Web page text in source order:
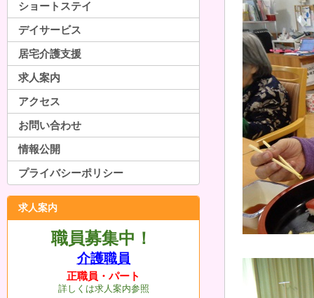
ショートステイ
デイサービス
居宅介護支援
求人案内
アクセス
お問い合わせ
情報公開
プライバシーポリシー
求人案内
職員募集中！
介護職員
正職員・パート
詳しくは求人案内参照